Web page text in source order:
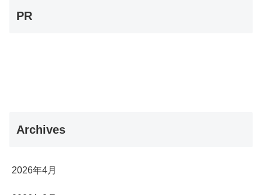
PR
Archives
2026年4月